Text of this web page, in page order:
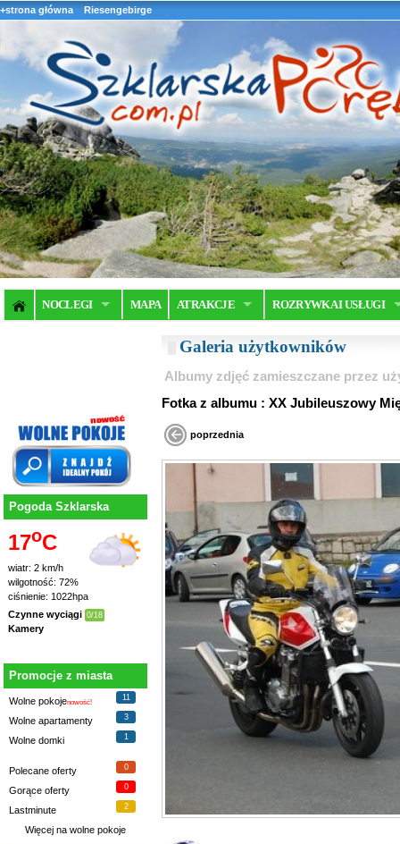
+strona główna Riesengebirge
NOCLEGI MAPA ATRAKCJE ROZRYWKA I USŁUGI
Pogoda Szklarska
17oC
wiatr: 2 km/h
wilgotność: 72%
ciśnienie: 1022hpa
Czynne wyciągi 0/18
Kamery
Promocje z miasta
Wolne pokojenowość!
11
Wolne apartamenty 3
Wolne domki 1
Polecane oferty 0
Gorące oferty 0
Lastminute 2
Więcej na wolne pokoje
Galeria użytkowników
Albumy zdjęć zamieszczane przez
Fotka z albumu : XX
poprzednia